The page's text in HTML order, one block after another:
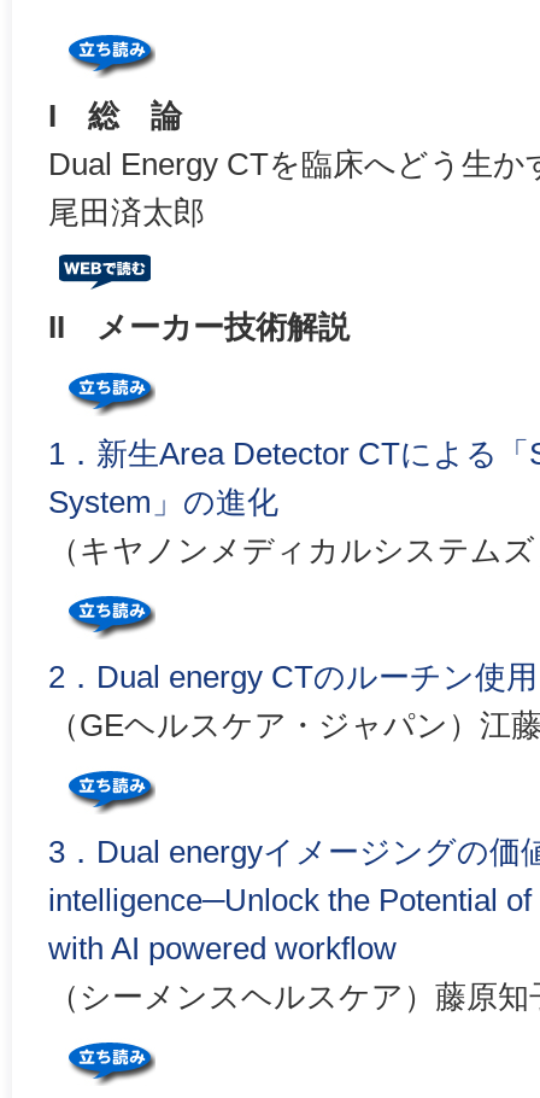
I 総 論
Dual Energy CTを臨床へどう生か
尾田済太郎
II メーカー技術解説
1．新生Area Detector CTによる「
System」の進化
（キヤノンメディカルシステム
2．Dual energy CTのルーチン使
（GEヘルスケア・ジャパン）江
3．Dual energyイメージングの価
intelligence─Unlock the Potential
with AI powered workflow
（シーメンスヘルスケア）藤原知